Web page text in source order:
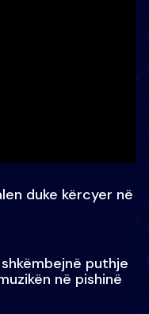
duke kërcyer në
puthje
në pishinë